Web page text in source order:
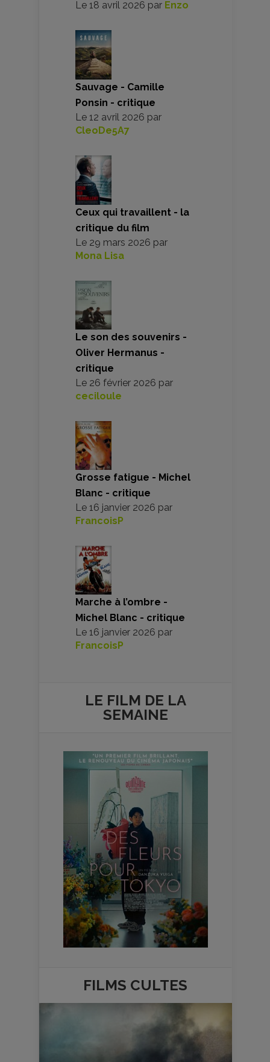
Le 18 avril 2026 par Enzo
Sauvage - Camille
Ponsin - critique
Le 12 avril 2026 par
CleoDe5A7
Ceux qui travaillent - la
critique du film
Le 29 mars 2026 par
Mona Lisa
Le son des souvenirs -
Oliver Hermanus -
critique
Le 26 février 2026 par
ceciloule
Grosse fatigue - Michel
Blanc - critique
Le 16 janvier 2026 par
FrancoisP
Marche à l’ombre -
Michel Blanc - critique
Le 16 janvier 2026 par
FrancoisP
LE FILM DE LA
SEMAINE
FILMS CULTES